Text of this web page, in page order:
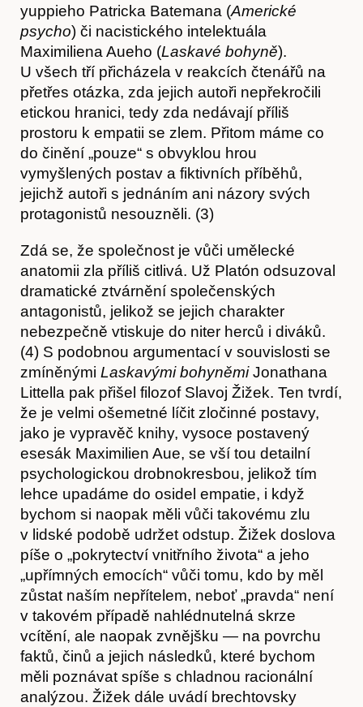
Časopis
yuppieho Patricka Batemana (Americké
psycho) či nacistického intelektuála
Maximiliena Aueho (Laskavé bohyně).
U všech tří přicházela v reakcích čtenářů na
přetřes otázka, zda jejich autoři nepřekročili
etickou hranici, tedy zda nedávají příliš
prostoru k empatii se zlem. Přitom máme co
do činění „pouze“ s obvyklou hrou
vymyšlených postav a fiktivních příběhů,
jejichž autoři s jednáním ani názory svých
protagonistů nesouzněli. (3)
Zdá se, že společnost je vůči umělecké
anatomii zla příliš citlivá. Už Platón odsuzoval
dramatické ztvárnění společenských
antagonistů, jelikož se jejich charakter
nebezpečně vtiskuje do niter herců i diváků.
(4) S podobnou argumentací v souvislosti se
zmíněnými Laskavými bohyněmiJonathana
Littella pak přišel filozof Slavoj Žižek. Ten tvrdí,
že je velmi ošemetné líčit zločinné postavy,
jako je vypravěč knihy, vysoce postavený
esesák Maximilien Aue, se vší tou detailní
psychologickou drobnokresbou, jelikož tím
lehce upadáme do osidel empatie, i když
bychom si naopak měli vůči takovému zlu
v lidské podobě udržet odstup. Žižek doslova
píše o „pokrytectví vnitřního života“ a jeho
„upřímných emocích“ vůči tomu, kdo by měl
zůstat naším nepřítelem, neboť „pravda“ není
v takovém případě nahlédnutelná skrze
vcítění, ale naopak zvnějšku — na povrchu
faktů, činů a jejich následků, které bychom
měli poznávat spíše s chladnou racionální
analýzou. Žižek dále uvádí brechtovsky